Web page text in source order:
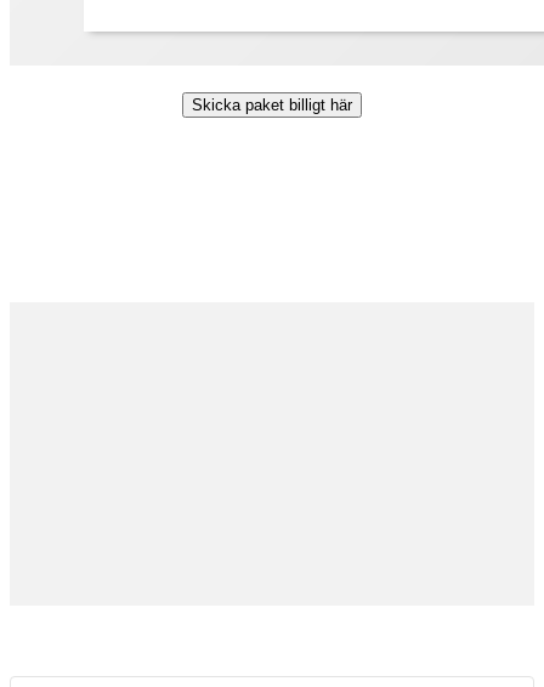
Skicka paket billigt här